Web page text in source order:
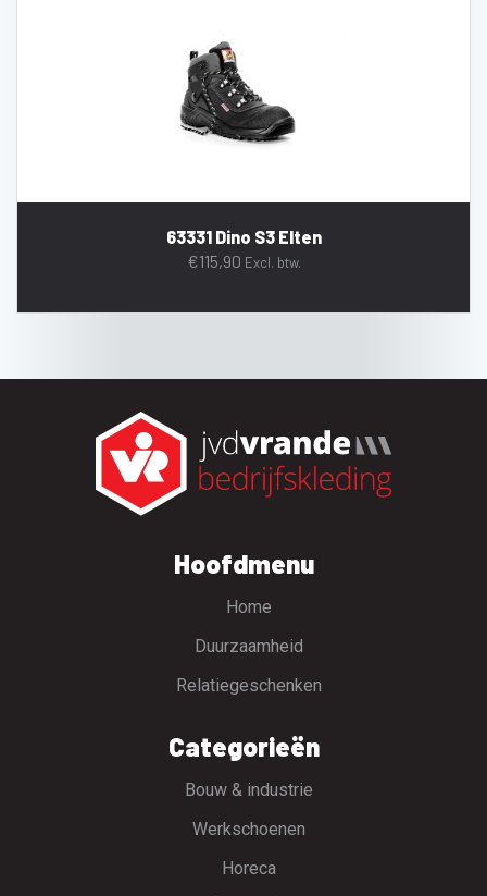
63331 Dino S3 Elten
€115,90 Excl. btw.
Hoofdmenu
Home
Duurzaamheid
Relatiegeschenken
Categorieën
Bouw & industrie
Werkschoenen
Horeca